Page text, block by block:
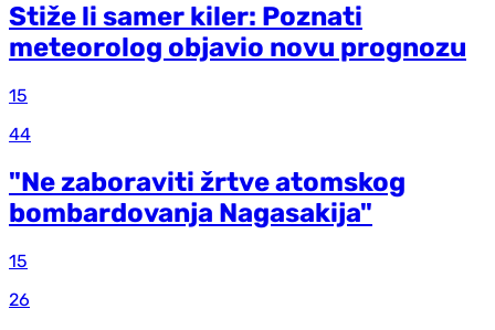
Stiže li samer kiler: Poznati
meteorolog objavio novu prognozu
15
44
"Ne zaboraviti žrtve atomskog
bombardovanja Nagasakija"
15
26